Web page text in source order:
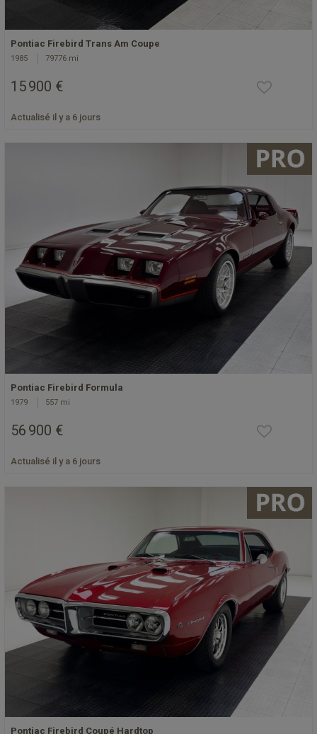
Pontiac Firebird Trans Am Coupe
1985 79776 mi
15 900 €
Actualisé il y a 6 jours
Pontiac Firebird Formula
1979 557 mi
56 900 €
Actualisé il y a 6 jours
Pontiac Firebird Coupé Hardtop